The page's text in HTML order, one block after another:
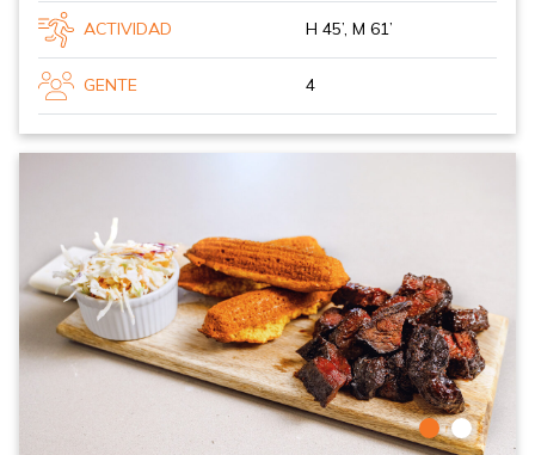
ACTIVIDAD H 45’, M 61’
GENTE 4